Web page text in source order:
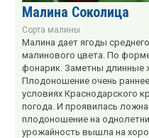
Малина Соколица
Сорта малины
Малина дает ягоды
малинового цвета. По
фонарик. Заметны длинные
Плодоношение очень
условиях Краснодарского
погода. И проявилась
плодоношение на
урожайность вышла на